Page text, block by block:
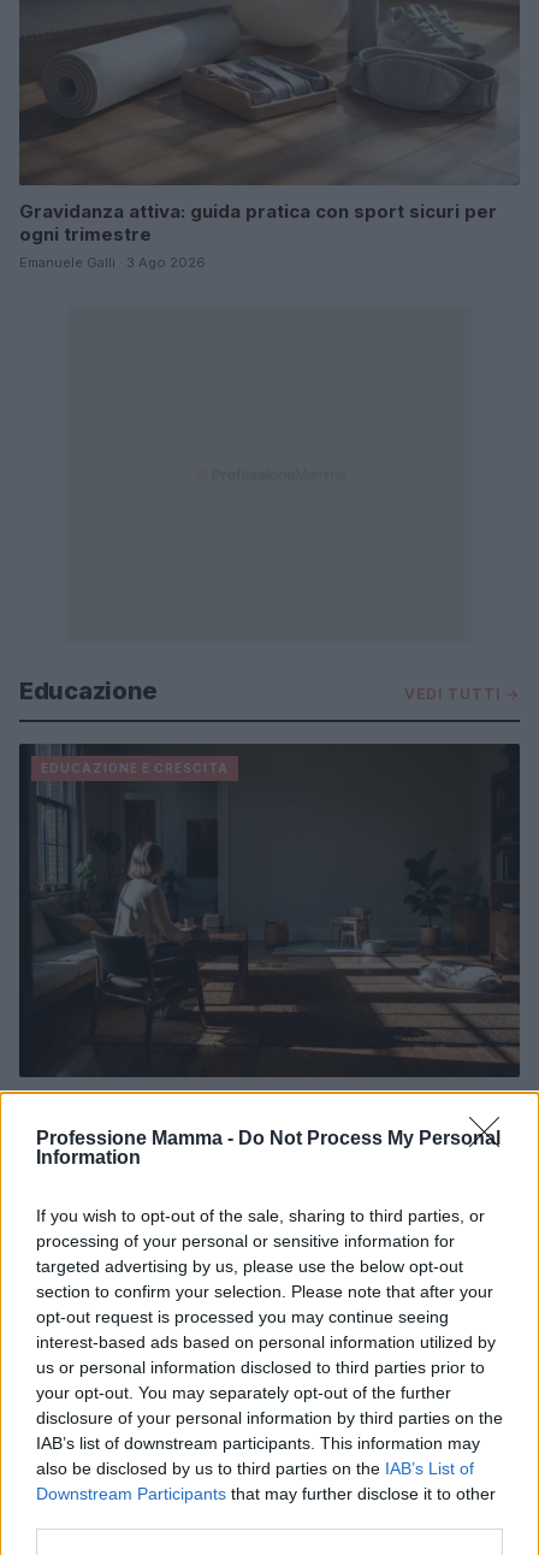
Professione Mamma - Do Not Process My Personal
Information
If you wish to opt-out of the sale, sharing to third parties, or
processing of your personal or sensitive information for
targeted advertising by us, please use the below opt-out
section to confirm your selection. Please note that after your
opt-out request is processed you may continue seeing
interest-based ads based on personal information utilized by
us or personal information disclosed to third parties prior to
your opt-out. You may separately opt-out of the further
disclosure of your personal information by third parties on the
IAB’s list of downstream participants. This information may
also be disclosed by us to third parties on the IAB’s List of
Downstream Participants that may further disclose it to other
Gravidanza attiva: guida pratica con sport sicuri per
ogni trimestre
Emanuele Galli · 3 Ago 2026
Educazione VEDI TUTTI →
EDUCAZIONE E CRESCITA
routine rassicuranti
Strategie pratiche e senza tempo per aiutare bambini e
sostengono e un piano calma condiviso.
Beatrice Bonaventura · 7 Ago 2026
EDUCAZIONE E CRESCITA